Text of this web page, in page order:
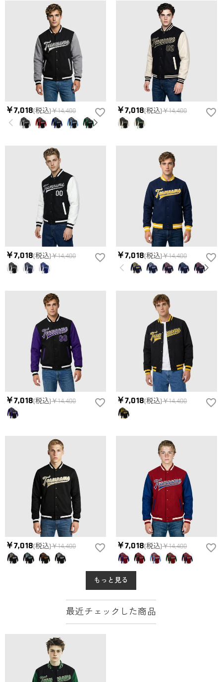
によって、お届け日数が異なります。詳細は配送について
でご確認ください。.
生致します。詳細は キャンセル/返品についてまでご確認くだ
￥7,018(税込)￥14,400 ￥7,018(税込)￥14,400
￥7,018(税込)￥14,400 ￥7,018(税込)￥14,400
￥7,018(税込)￥14,400 ￥7,018(税込)￥14,400
￥7,018(税込)￥14,400 ￥7,018(税込)￥14,400
もっと見る
最近チェックした商品